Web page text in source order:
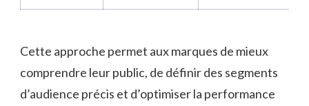
Cette approche permet aux marques de mieux
comprendre leur public, de définir des segments
d’audience précis et d’optimiser la performance